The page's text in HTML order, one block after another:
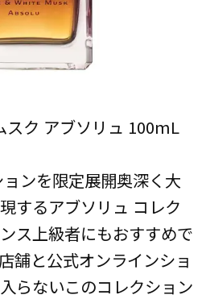
スク アブソリュ 100mL
ンを限定展開奥深く大
するアブソリュ コレク
ス上級者にもおすすめで
舗と公式オンラインショ
らないこのコレクション